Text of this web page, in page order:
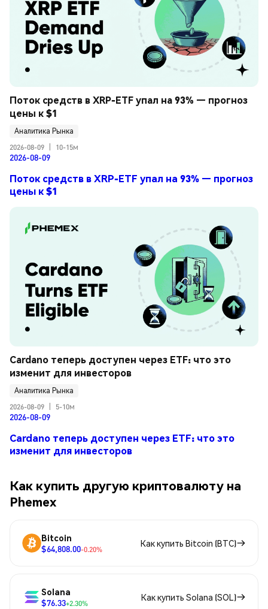
Поток средств в XRP-ETF упал на 93% — прогноз
цены к $1
Аналитика Рынка
2026-08-09
10-15м
2026-08-09
Поток средств в XRP-ETF упал на 93% — прогноз
цены к $1
Cardano теперь доступен через ETF: что это
изменит для инвесторов
Аналитика Рынка
2026-08-09
5-10м
2026-08-09
Cardano теперь доступен через ETF: что это
изменит для инвесторов
Как купить другую криптовалюту на
Phemex
Bitcoin
$64,808.00-0.20%
Как купить Bitcoin (BTC)
Solana
$76.33+2.30%
Как купить Solana (SOL)